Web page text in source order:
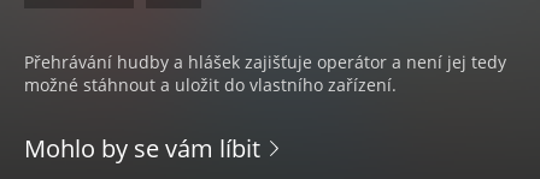
Přehrávání hudby a hlášek zajišťuje operátor a není jej tedy
možné stáhnout a uložit do vlastního zařízení.
Mohlo by se vám líbit